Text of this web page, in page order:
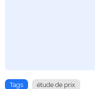
Tags étude de prix